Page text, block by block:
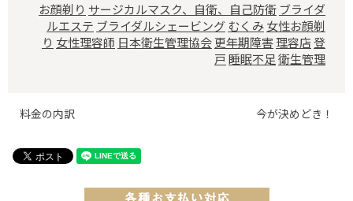
お顔剃り サージカルマスク、自衛、自己防衛 ブライダ
ルエステ ブライダルシェービング むくみ女性お顔剃
り 女性理容師 日本衛生管理協会更年期障害理容店登
戸睡眠不足衛生管理
料金の内訳 今が決めどき！